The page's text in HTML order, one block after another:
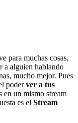
para muchas cosas,
a alguien hablando
mucho mejor. Pues
poderver a tus
en un mismo stream
es el Stream